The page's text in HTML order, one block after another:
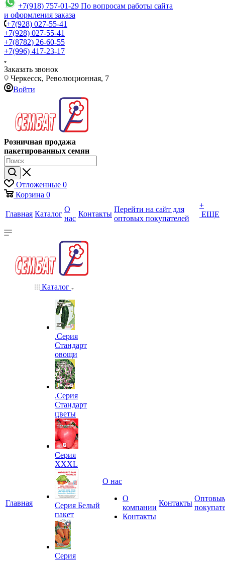
+7(918) 757-01-29 По вопросам работы сайта
и оформления заказа
+7(928) 027-55-41
+7(928) 027-55-41
+7(8782) 26-60-55
+7(996) 417-23-17
Заказать звонок
Черкесск, Революционная, 7
Войти
Розничная продажа
пакетированных семян
Отложенные 0
Корзина 0
Главная Каталог
О
нас
Контакты
Перейти на сайт для
оптовых покупателей
+
ЕЩЕ
Главная
Каталог
.Серия
Стандарт
овощи
.Серия
Стандарт
цветы
Серия
XXXL
Серия Белый
пакет
Серия
О нас
О
компании
Контакты
Контакты